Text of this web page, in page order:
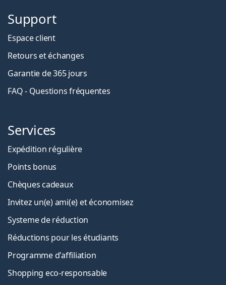
Support
Espace client
Retours et échanges
Garantie de 365 jours
FAQ - Questions fréquentes
Services
Expédition régulière
Points bonus
Chèques cadeaux
Invitez un(e) ami(e) et économisez
Systeme de réduction
Réductions pour les étudiants
Programme d'affiliation
Shopping eco-responsable